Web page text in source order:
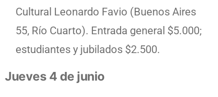
Cultural Leonardo Favio (Buenos Aires
55, Río Cuarto). Entrada general $5.000;
estudiantes y jubilados $2.500.
Jueves 4 de junio